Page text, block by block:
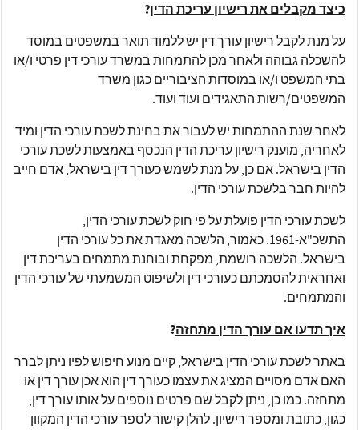
כיצד מקבלים את רישיון עריכת הדין?
על מנת לקבל רישיון עורך דין יש ללמוד תואר במשפטים במוסד
להשכלה גבוהה ולאחר מכן להתמחות במשרד עורכי דין פרטי ו/או
בתי המשפט ו/או במוסדות הציבוריים כגון משרד
המשפטים/רשות התאגידים ועוד ועוד.
לאחר שנת ההתמחות יש לעבור את בחינת לשכת עורכי הדין ומיד
לאחריה, מוענק רישיון עריכת הדין הנכסף באמצעות לשכת עורכי
הדין בישראל. אם כן, על מנת לשמש כעורך דין בישראל, אדם חייב
להיות חבר בלשכת עורכי הדין.
לשכת עורכי הדין פועלת על פי חוק לשכת עורכי הדין,
התשכ"א-1961. כאמור, הלשכה מאגדת את כל עורכי הדין
בישראל. הלשכה רושמת, מפקחת ובוחנת מתמחים בעריכת דין
ואחראית להסמכתם כעורכי דין ולשיפוט המשמעתי של עורכי הדין
והמתמחים.
איך תדעו אם עורך הדין מתחזה?
באתר לשכת עורכי הדין בישראל, קיים מנוע חיפוש לפיו ניתן לברר
האם אדם מסויים המציג את עצמו כעורך דין הוא אכן עורך דין או
מתחזה. כמו כן, ניתן לקבל שם פרטים נוספים על אותו עורך דין,
כגון, כתובת ומספר רישיון. להלן קישור לספר עורכי הדין המקוון